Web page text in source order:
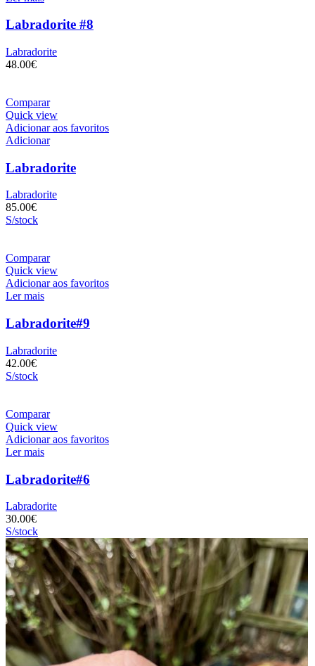
Labradorite #8
Labradorite
48.00€
Comparar
Quick view
Adicionar aos favoritos
Adicionar
Labradorite
Labradorite
85.00€
S/stock
Comparar
Quick view
Adicionar aos favoritos
Ler mais
Labradorite#9
Labradorite
42.00€
S/stock
Comparar
Quick view
Adicionar aos favoritos
Ler mais
Labradorite#6
Labradorite
30.00€
S/stock